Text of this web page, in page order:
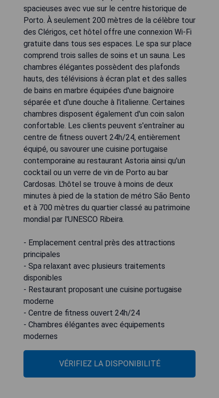
spacieuses avec vue sur le centre historique de
Porto. À seulement 200 mètres de la célèbre tour
des Clérigos, cet hôtel offre une connexion Wi-Fi
gratuite dans tous ses espaces. Le spa sur place
comprend trois salles de soins et un sauna. Les
chambres élégantes possèdent des plafonds
hauts, des télévisions à écran plat et des salles
de bains en marbre équipées d'une baignoire
séparée et d'une douche à l'italienne. Certaines
chambres disposent également d'un coin salon
confortable. Les clients peuvent s'entraîner au
centre de fitness ouvert 24h/24, entièrement
équipé, ou savourer une cuisine portugaise
contemporaine au restaurant Astoria ainsi qu'un
cocktail ou un verre de vin de Porto au bar
Cardosas. L'hôtel se trouve à moins de deux
minutes à pied de la station de métro São Bento
et à 700 mètres du quartier classé au patrimoine
mondial par l'UNESCO Ribeira.
- Emplacement central près des attractions
principales
- Spa relaxant avec plusieurs traitements
disponibles
- Restaurant proposant une cuisine portugaise
moderne
- Centre de fitness ouvert 24h/24
- Chambres élégantes avec équipements
modernes
VÉRIFIEZ LA DISPONIBILITÉ